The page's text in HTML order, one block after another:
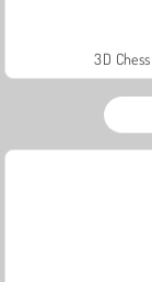
3D Chess